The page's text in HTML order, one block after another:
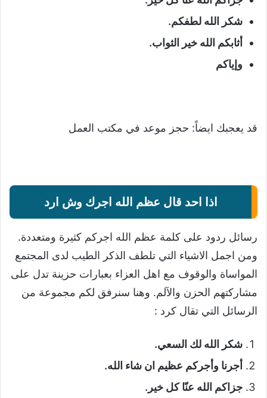
شكر الله لطفكم.
أثابكم الله خير الثواب.
وإياكم
قد يعجبك ايضاً: حجز موعد في مكتب العمل
اذا احد قال عظم الله اجرك وش ارد
رسائل ردود على كلمة عظم الله اجركم كثيرة ومتعددة.
ومن اجمل الاشياء التي تلطف الذكر الطيب لدى المجتمع
المواساة والوقوف مع اهل العزاء بعبارات حزينة تدل على
مشاركتهم الحزن والآلم. وهنا سنرفق لكم مجموعة من
الرسائل التي تقال كرد :
شكر الله لك السعي.
أجرنا وأجركم عظيم ان شاء الله.
جزاكم الله عنّا كل خير.